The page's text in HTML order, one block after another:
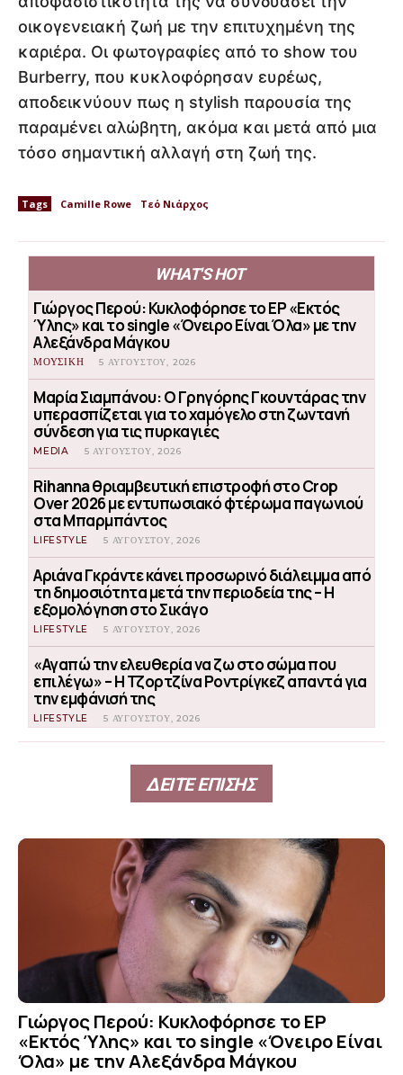
οικογενειακή ζωή με την επιτυχημένη της
καριέρα. Οι φωτογραφίες από το show του
Burberry, που κυκλοφόρησαν ευρέως,
αποδεικνύουν πως η stylish παρουσία της
παραμένει αλώβητη, ακόμα και μετά από μια
τόσο σημαντική αλλαγή στη ζωή της.
Tags Camille Rowe Τεό Νιάρχος
WHAT'S HOT
Γιώργος Περού: Κυκλοφόρησε το EP «Εκτός
Ύλης» και το single «Όνειρο Είναι Όλα» με την
Αλεξάνδρα Μάγκου
ΜΟΥΣΙΚΗ 5 ΑΥΓΟΎΣΤΟΥ, 2026
Μαρία Σιαμπάνου: Ο Γρηγόρης Γκουντάρας την
υπερασπίζεται για το χαμόγελο στη ζωντανή
σύνδεση για τις πυρκαγιές
MEDIA 5 ΑΥΓΟΎΣΤΟΥ, 2026
Rihanna θριαμβευτική επιστροφή στο Crop
Over 2026 με εντυπωσιακό φτέρωμα παγωνιού
στα Μπαρμπάντος
LIFESTYLE 5 ΑΥΓΟΎΣΤΟΥ, 2026
Αριάνα Γκράντε κάνει προσωρινό διάλειμμα από
τη δημοσιότητα μετά την περιοδεία της – Η
εξομολόγηση στο Σικάγο
LIFESTYLE 5 ΑΥΓΟΎΣΤΟΥ, 2026
«Αγαπώ την ελευθερία να ζω στο σώμα που
επιλέγω» – Η Τζορτζίνα Ροντρίγκεζ απαντά για
την εμφάνισή της
LIFESTYLE 5 ΑΥΓΟΎΣΤΟΥ, 2026
ΔΕΙΤΕ ΕΠΙΣΗΣ
Γιώργος Περού: Κυκλοφόρησε το EP
«Εκτός Ύλης» και το single «Όνειρο Είναι
Όλα» με την Αλεξάνδρα Μάγκου